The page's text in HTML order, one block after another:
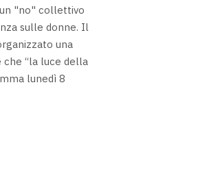
"no" collettivo
sulle donne. Il
una
“la luce della
lunedì 8